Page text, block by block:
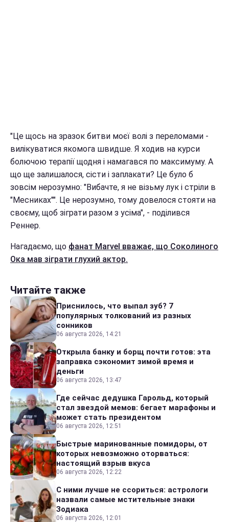
"Це щось на зразок битви моєї волі з переломами -
вилікуватися якомога швидше. Я ходив на курси
болючою терапії щодня і намагався по максимуму. А
що ще залишалося, сісти і заплакати? Це було б
зовсім нерозумно: "Вибачте, я не візьму лук і стріли в
"Месниках"". Це нерозумно, тому довелося стояти на
своєму, щоб зіграти разом з усіма", - поділився
Реннер.
Нагадаємо, що фанат Marvel вважає, що Соколиного
Ока мав зіграти глухий актор.
Читайте также
Приснилось, что выпал зуб? 7
популярных толкований из разных
сонников
06 августа 2026, 14:21
Открыла банку и борщ почти готов: эта
заправка сэкономит зимой время и
деньги
06 августа 2026, 13:47
Где сейчас дедушка Гарольд, который
стал звездой мемов: бегает марафоны и
может стать президентом
06 августа 2026, 12:51
Быстрые маринованные помидоры, от
которых невозможно оторваться:
настоящий взрыв вкуса
06 августа 2026, 12:22
С ними лучше не ссориться: астрологи
назвали самые мстительные знаки
Зодиака
06 августа 2026, 12:01